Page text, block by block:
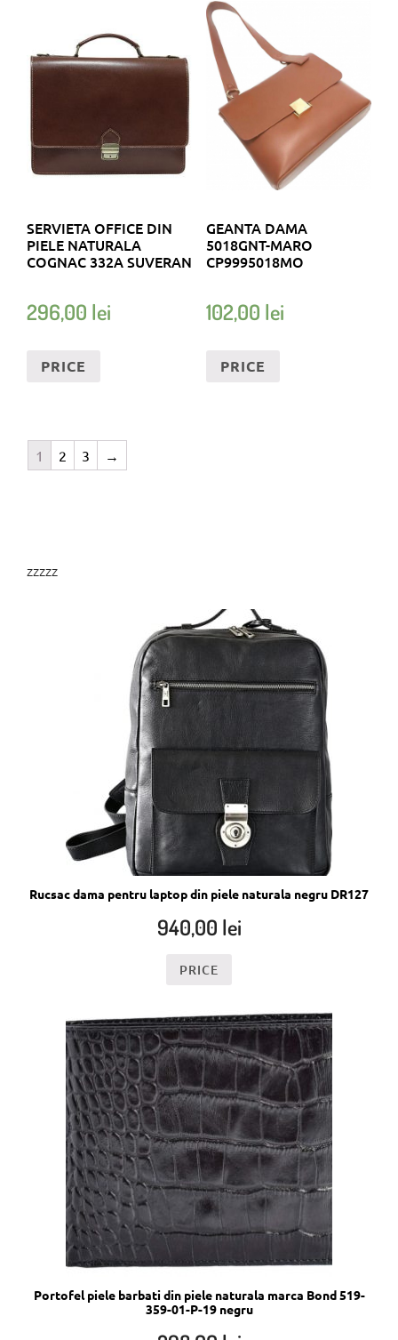
SERVIETA OFFICE DIN
PIELE NATURALA
COGNAC 332A SUVERAN
296,00 lei
PRICE
GEANTA DAMA
5018GNT-MARO
CP9995018MO
102,00 lei
PRICE
1 2 3 →
zzzzz
Rucsac dama pentru laptop din piele naturala negru DR127
940,00 lei
PRICE
Portofel piele barbati din piele naturala marca Bond 519-
359-01-P-19 negru